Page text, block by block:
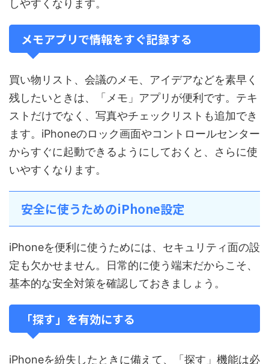
しやすくなります。
メモアプリで情報をすぐ記録する
買い物リスト、会議のメモ、アイデアなどを素早く
残したいときは、「メモ」アプリが便利です。テキ
ストだけでなく、写真やチェックリストも追加でき
ます。iPhoneのロック画面やコントロールセンター
からすぐに起動できるようにしておくと、さらに使
いやすくなります。
安全に使うためのiPhone設定
iPhoneを便利に使うためには、セキュリティ面の設
定も欠かせません。日常的に使う端末だからこそ、
基本的な安全対策を確認しておきましょう。
「探す」を有効にする
iPhoneを紛失したときに備えて、「探す」機能は必